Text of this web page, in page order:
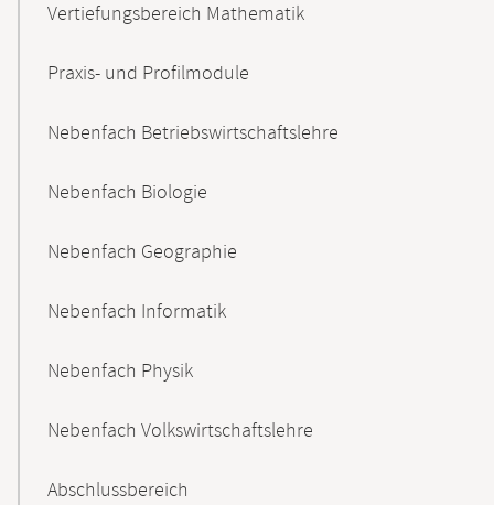
Vertiefungsbereich Mathematik
Praxis- und Profilmodule
Nebenfach Betriebswirtschaftslehre
Nebenfach Biologie
Nebenfach Geographie
Nebenfach Informatik
Nebenfach Physik
Nebenfach Volkswirtschaftslehre
Abschlussbereich